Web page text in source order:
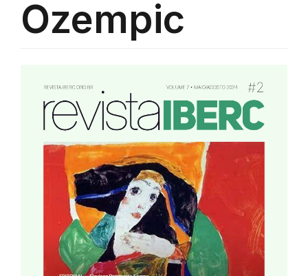
Ozempic
Barra
lateral
de
artigos